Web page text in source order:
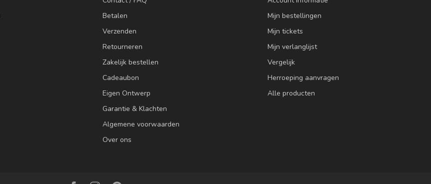
Betalen
Verzenden
Retourneren
Zakelijk bestellen
Cadeaubon
Eigen Ontwerp
Garantie & Klachten
Algemene voorwaarden
Over ons
Mijn bestellingen
Mijn tickets
Mijn verlanglijst
Vergelijk
Herroeping aanvragen
Alle producten